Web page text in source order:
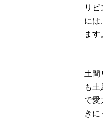
リ
には
ます。
土間
も
で愛
きに